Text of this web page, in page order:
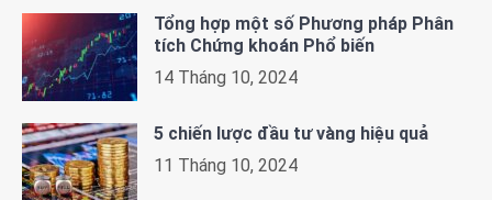
Tổng hợp một số Phương pháp Phân
tích Chứng khoán Phổ biến
14 Tháng 10, 2024
5 chiến lược đầu tư vàng hiệu quả
11 Tháng 10, 2024